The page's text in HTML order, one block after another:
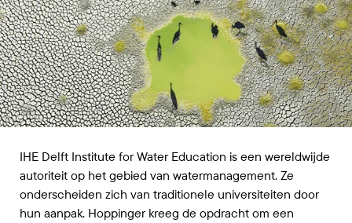
IHE Delft Institute for Water Education is een wereldwijde
autoriteit op het gebied van watermanagement. Ze
onderscheiden zich van traditionele universiteiten door
hun aanpak. Hoppinger kreeg de opdracht om een